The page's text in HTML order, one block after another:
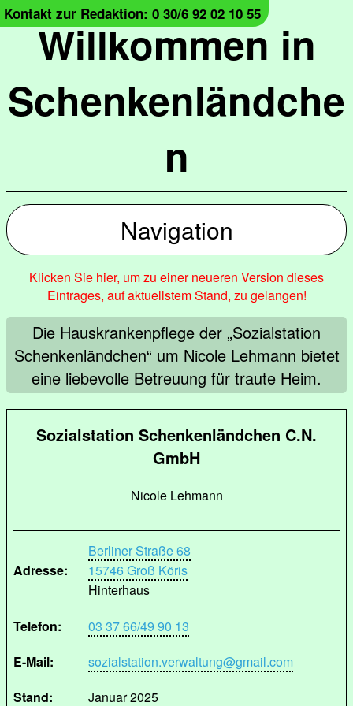
Willkommen in
Schenkenländche
n
Kontakt zur Redaktion: 0 30/6 92 02 10 55
Navigation
Klicken Sie hier, um zu einer neueren Version dieses
Eintrages, auf aktuellstem Stand, zu gelangen!
Die Hauskrankenpflege der „Sozialstation
Schenkenländchen“ um Nicole Lehmann bietet
eine liebevolle Betreuung für traute Heim.
Sozialstation Schenkenländchen C.N.
GmbH
Nicole Lehmann
Adresse:
Berliner Straße 68
15746 Groß Köris
Hinterhaus
Telefon:
03 37 66/49 90 13
E-Mail:
sozialstation.verwaltung@gmail.com
Stand:
Januar 2025